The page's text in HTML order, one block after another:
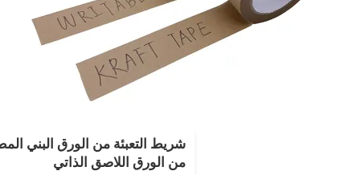
شريط التعبئة من الورق البني
من الورق اللاصق الذاتي